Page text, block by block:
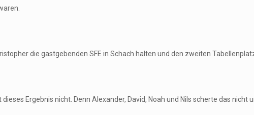
die gastgebenden SFE in Schach halten und den zweiten
Ergebnis nicht. Denn Alexander, David, Noah und Nils scherte das nicht